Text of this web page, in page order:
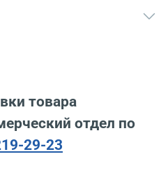
товара
отдел по
29-23